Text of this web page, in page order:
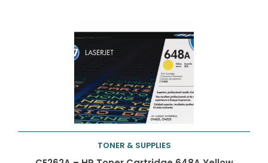
Toevoegen aan
TONER & SUPPLIES